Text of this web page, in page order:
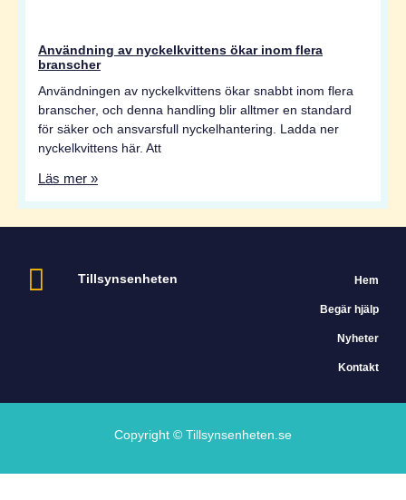
Användning av nyckelkvittens ökar inom flera
branscher
Användningen av nyckelkvittens ökar snabbt inom flera
branscher, och denna handling blir alltmer en standard
för säker och ansvarsfull nyckelhantering. Ladda ner
nyckelkvittens här. Att
Läs mer »
Tillsynsenheten Hem
Begär hjälp
Nyheter
Kontakt
Copyright © Tillsynsenheten.se